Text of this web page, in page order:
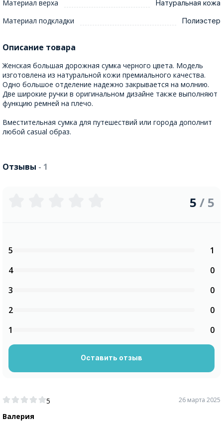
Материал верха Натуральная кожа
Материал подкладки Полиэстер
Описание товара
Женская большая дорожная сумка черного цвета. Модель
изготовлена из натуральной кожи премиального качества.
Одно большое отделение надежно закрывается на молнию.
Две широкие ручки в оригинальном дизайне также выполняют
функцию ремней на плечо.
Вместительная сумка для путешествий или города дополнит
любой casual образ.
Отзывы - 1
5
Валерия
26 марта 2025
5 / 5
5
1
4
0
3
0
2
0
1
0
Оставить отзыв